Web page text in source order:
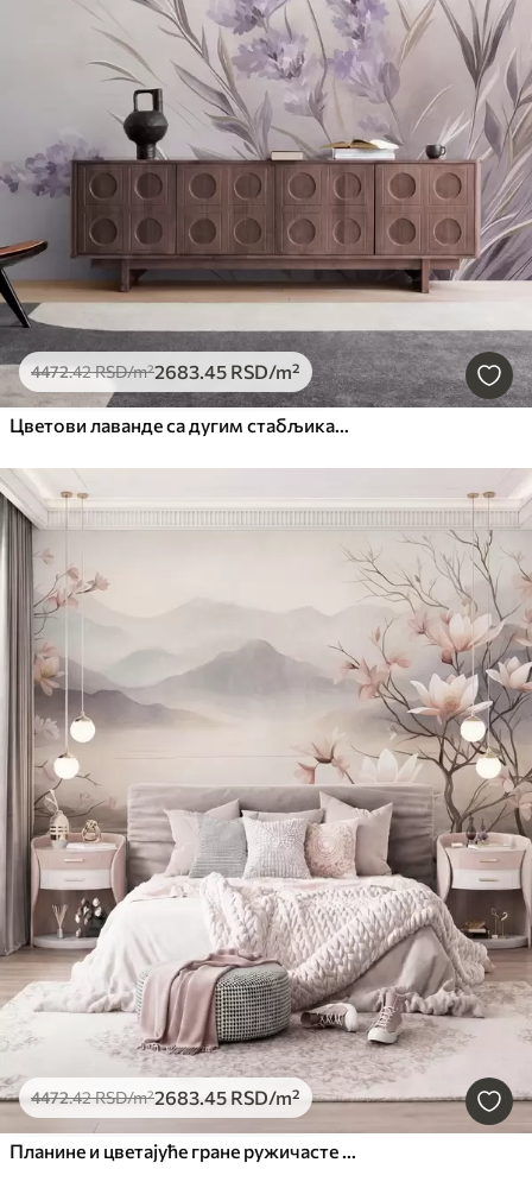
4472.42RSD/m²2683.45 RSD/m²
Цветови лаванде са дугим стабљикама и листовима, мека пастелна текстурирана уметност
4472.42RSD/m²2683.45 RSD/m²
Планине и цветајуће гране ружичасте магнолије, текстурирани пејзаж